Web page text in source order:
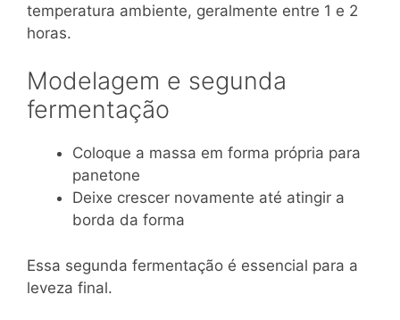
temperatura ambiente, geralmente entre 1 e 2
horas.
Modelagem e segunda
fermentação
Coloque a massa em forma própria para
panetone
Deixe crescer novamente até atingir a
borda da forma
Essa segunda fermentação é essencial para a
leveza final.